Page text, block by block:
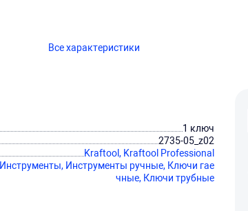
Все характеристики
1 ключ
2735-05_z02
Kraftool, Kraftool Professional
Инструменты, Инструменты ручные, Ключи гае
чные, Ключи трубные